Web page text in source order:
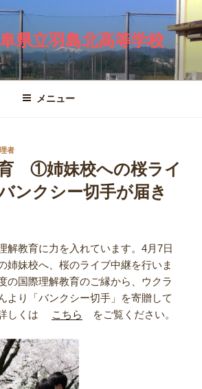
県立羽島北高等学校
メニュー
者
育 ①姉妹校への桜ライ
クシー切手が届き
解教育に力を入れています。4月7日
姉妹校へ、桜のライブ中継を行いま
の国際理解教育のご縁から、ウクラ
より「バンクシー切手」を寄贈して
しくは
こちら をご覧ください。